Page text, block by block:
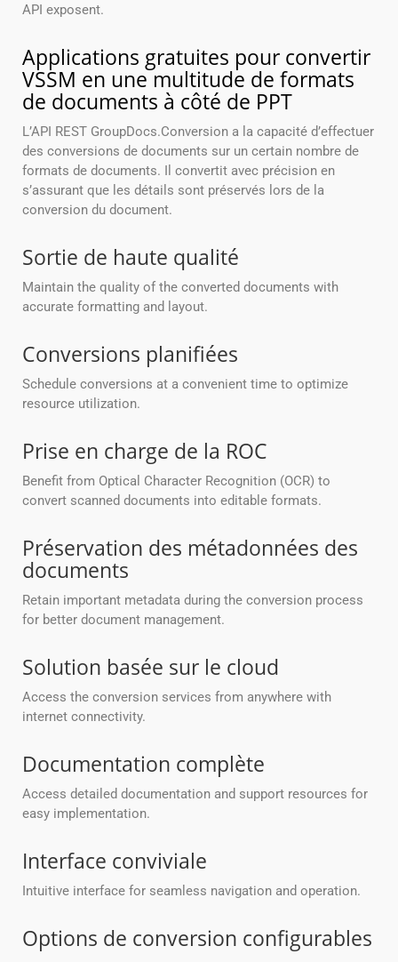
API exposent.
Applications gratuites pour convertir
VSSM en une multitude de formats
de documents à côté de PPT
L’API REST GroupDocs.Conversion a la capacité d’effectuer
des conversions de documents sur un certain nombre de
formats de documents. Il convertit avec précision en
s’assurant que les détails sont préservés lors de la
conversion du document.
Sortie de haute qualité
Maintain the quality of the converted documents with
accurate formatting and layout.
Conversions planifiées
Schedule conversions at a convenient time to optimize
resource utilization.
Prise en charge de la ROC
Benefit from Optical Character Recognition (OCR) to
convert scanned documents into editable formats.
Préservation des métadonnées des
documents
Retain important metadata during the conversion process
for better document management.
Solution basée sur le cloud
Access the conversion services from anywhere with
internet connectivity.
Documentation complète
Access detailed documentation and support resources for
easy implementation.
Interface conviviale
Intuitive interface for seamless navigation and operation.
Options de conversion configurables